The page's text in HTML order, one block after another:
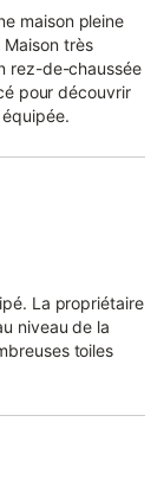
maison pleine
très
rez-de-chaussée
pour découvrir
La propriétaire
niveau de la
toiles